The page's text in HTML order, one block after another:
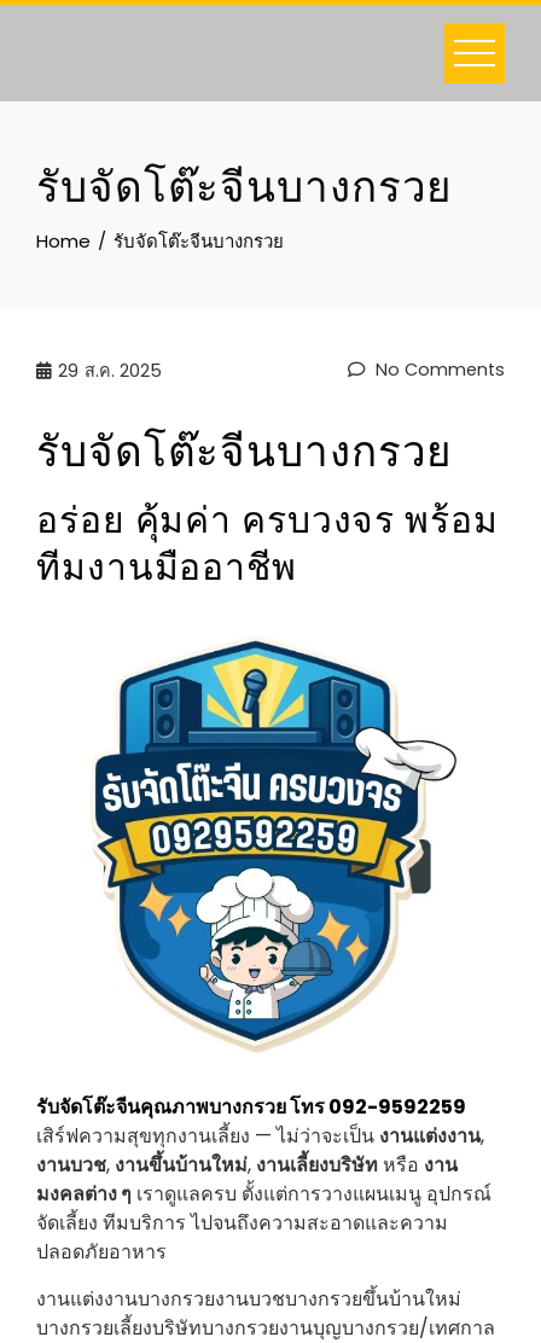
Skip
รับจัดโต๊ะจีนบางกรวย
Home รับจัดโต๊ะจีนบางกรวย
29 ส.ค. 2025 No Comments
รับจัดโต๊ะจีนบางกรวย
อร่อย คุ้มค่า ครบวงจร พร้อม
ทีมงานมืออาชีพ
รับจัดโต๊ะจีนคุณภาพบางกรวย โทร 092-9592259
เสิร์ฟความสุขทุกงานเลี้ยง — ไม่ว่าจะเป็น งานแต่งงาน,
งานบวช, งานขึ้นบ้านใหม่, งานเลี้ยงบริษัทหรือ งาน
มงคลต่าง ๆ เราดูแลครบ ตั้งแต่การวางแผนเมนู อุปกรณ์
จัดเลี้ยง ทีมบริการ ไปจนถึงความสะอาดและความ
ปลอดภัยอาหาร
งานแต่งงานบางกรวยงานบวชบางกรวยขึ้นบ้านใหม่
บางกรวยเลี้ยงบริษัทบางกรวยงานบุญบางกรวย/เทศกาล